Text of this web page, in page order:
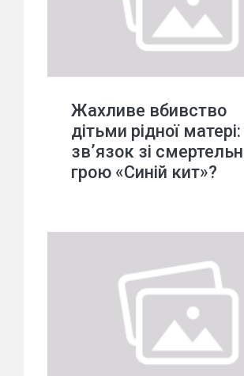
Жахливе вбивство
дітьми рідної
зв’язок зі
грою «Синій кит»?